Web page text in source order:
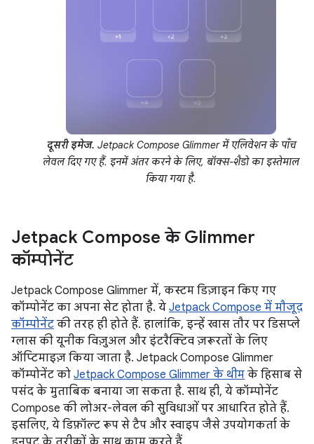
दूसरी इमेज. Jetpack Compose Glimmer में एलिवेशन के पाँच
लेवल दिए गए हैं. इनमें अंतर करने के लिए, बॉक्स-शैडो का इस्तेमाल
किया गया है.
Jetpack Compose के Glimmer
कॉम्पोनेंट
Jetpack Compose Glimmer में, कस्टम डिज़ाइन किए गए
कॉम्पोनेंट का अपना सेट होता है. ये Jetpack Compose में मौजूद
कॉम्पोनेंट की तरह ही होते हैं. हालांकि, इन्हें खास तौर पर डिसप्ले
ग्लास की यूनीक विज़ुअल और इंटरैक्टिव ज़रूरतों के लिए
ऑप्टिमाइज़ किया जाता है. Jetpack Compose Glimmer
कॉम्पोनेंट को Jetpack Compose Glimmer के थीम के हिसाब से
पसंद के मुताबिक बनाया जा सकता है. साथ ही, ये कॉम्पोनेंट
Compose की लोअर-लेवल की सुविधाओं पर आधारित होते हैं.
इसलिए, ये डिफ़ॉल्ट रूप से टैप और स्वाइप जैसे उपयोगकर्ता के